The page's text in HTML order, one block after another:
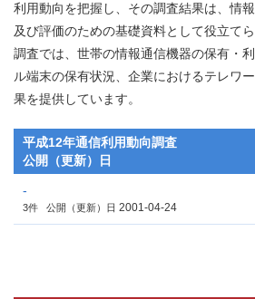
利用動向を把握し、その調査結果は、情
及び評価のための基礎資料として役立てら
調査では、世帯の情報通信機器の保有・
ル端末の保有状況、企業におけるテレワ
果を提供しています。
平成12年通信利用動向調査
公開（更新）日
-
3件 公開（更新）日 2001-04-24